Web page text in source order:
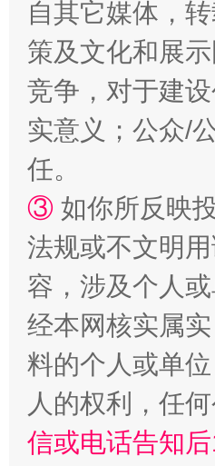
一颗心始终滚烫
自其它媒体，
策及文化和展
竞争，对于建
实意义；公众/
任。
③ 如你所反映
法规或不文明
容，涉及个人
经本网核实属
料的个人或单
人的权利，任
信或电话告知